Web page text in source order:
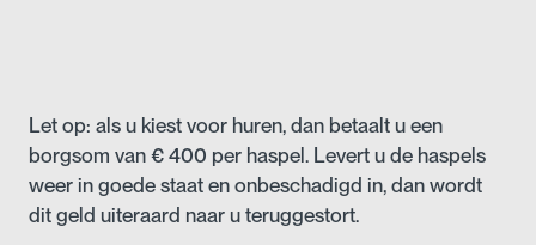
Let op: als u kiest voor huren, dan betaalt u een
borgsom van € 400 per haspel. Levert u de haspels
weer in goede staat en onbeschadigd in, dan wordt
dit geld uiteraard naar u teruggestort.